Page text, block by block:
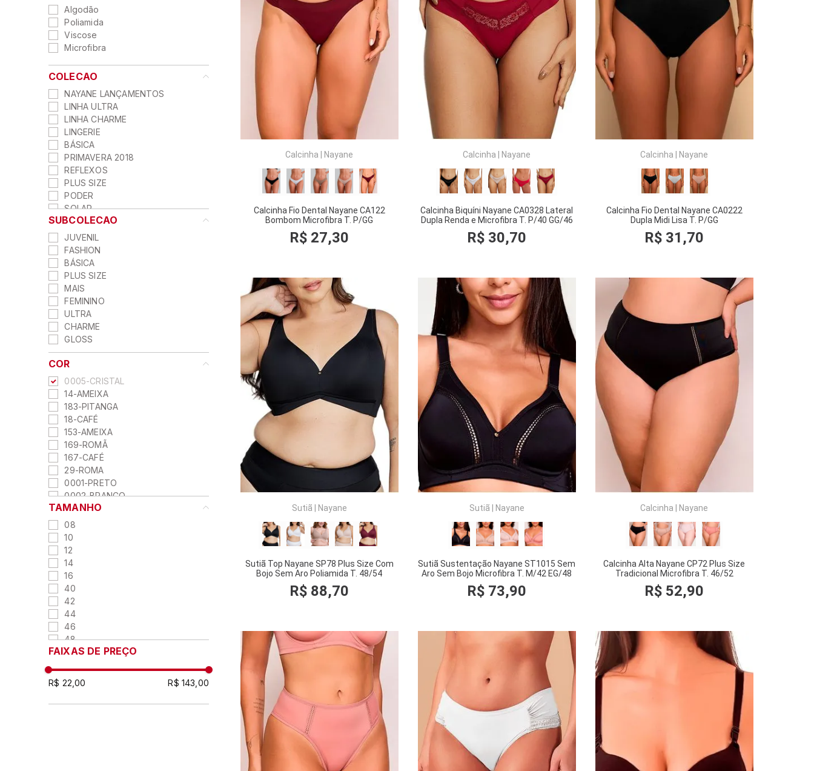
COLECAO
NAYANE LANÇAMENTOS
LINHA ULTRA
LINHA CHARME
LINGERIE
BÁSICA
PRIMAVERA 2018
REFLEXOS
PLUS SIZE
PODER
SOLAR
GLOSS
CRISTAL
FASHION
MELODIA
MAIS
VIBRAÇÃO
GLITER
ULTRAFIRMADORA
COR
0005-CRISTAL
14-AMEIXA
183-PITANGA
18-CAFÉ
153-AMEIXA
169-ROMÃ
167-CAFÉ
29-ROMA
0001-PRETO
0002-BRANCO
0125-BLUSH
0003-CHOCOLATE
140-MALVA
Algodão
Poliamida
Viscose
Microfibra
SUBCOLECAO
JUVENIL
FASHION
BÁSICA
PLUS SIZE
MAIS
FEMININO
ULTRA
CHARME
GLOSS
TAMANHO
08
10
12
14
16
40
42
44
46
48
50
54
56
P
MEIA-TAÇA
PUSH UP
CALEÇON
TANGA
TOMARA QUE CAIA
STRAPPY
COM ARO E SEM BOJO
ULTRA FIRMADOR
TANGA ALTA
COM BOJO REMOVÍVEL
SEM ARO SEM BOJO
SUSTENTAÇÃO
FAIXAS DE PREÇO
R$ 22,00 R$ 143,00
Calcinha Nayane
Calcinha Fio Dental Nayane CA122
Bombom Microfibra T. P/GG
R$ 27,30
COMPRAR
Calcinha Nayane
Calcinha Biquíni Nayane CA0328 Lateral
Dupla Renda e Microfibra T. P/40 GG/46
R$ 30,70
COMPRAR
Calcinha Nayane
Calcinha Fio Dental Nayane CA0222
Dupla Midi Lisa T. P/GG
R$ 31 ,70
COMPRAR
Sutiã | Nayane
Sutiã Top Nayane SP78 Plus Size Com
Bojo Sem Aro Poliamida T. 48/54
R$ 88,70
Sutiã | Nayane
Sutiã Sustentação Nayane ST1015 Sem
Aro Sem Bojo Microfibra T. M/42 EG/48
R$ 73,90
COMPRAR
Calcinha | Nayane
Calcinha Alta Nayane CP72 Plus Size
Tradicional Microfibra T. 46/52
R$ 52,90
COMPRAR